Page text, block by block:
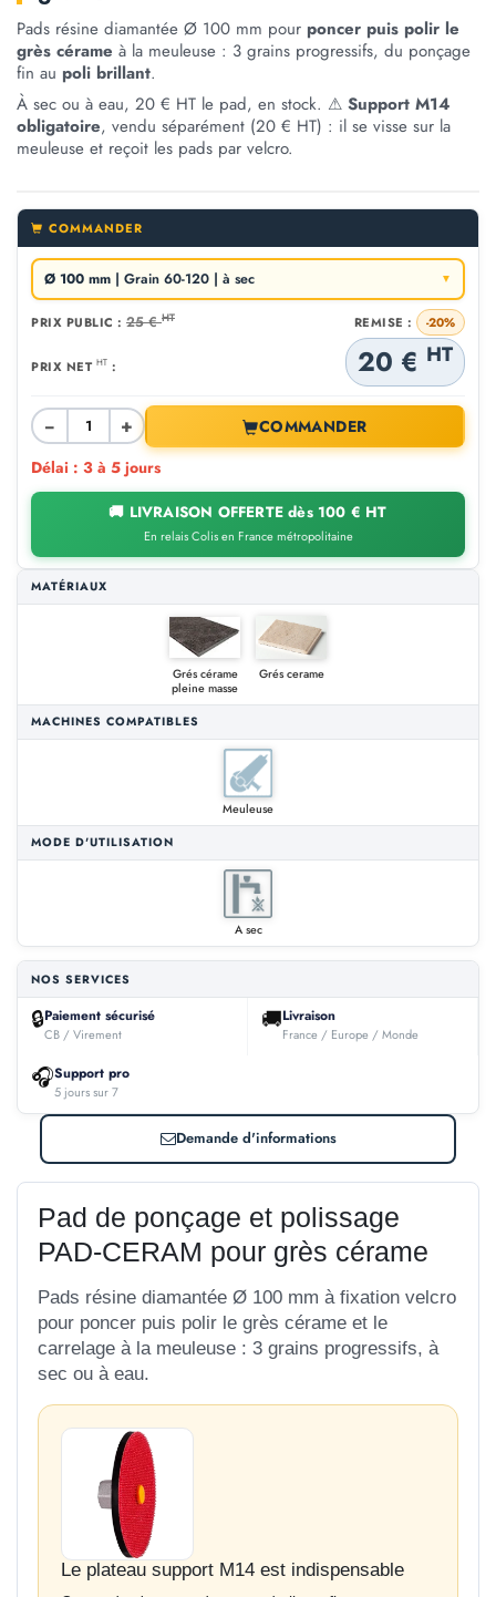
Pads résine diamantée Ø 100 mm pour poncer puis polir le
grès cérame à la meuleuse : 3 grains progressifs, du ponçage
fin au poli brillant.
À sec ou à eau, 20 € HT le pad, en stock. ⚠ Support M14
obligatoire, vendu séparément (20 € HT) : il se visse sur la
meuleuse et reçoit les pads par velcro.
COMMANDER
Ø 100 mm | Grain 60-120 | à sec ▼
PRIX PUBLIC : 25 €HT REMISE : -20%
PRIX NET HT : 20 € HT
− +
COMMANDER
Délai : 3 à 5 jours
🚚 LIVRAISON OFFERTE dès 100 € HT
En relais Colis en France métropolitaine
MATÉRIAUX
Grés cérame
pleine masse
Grés cerame
MACHINES COMPATIBLES
Meuleuse
MODE D'UTILISATION
A sec
NOS SERVICES
🔒Paiement sécurisé
CB / Virement 🚚Livraison
France / Europe / Monde
🎧Support pro
5 jours sur 7
Demande d'informations
Pad de ponçage et polissage
PAD-CERAM pour grès cérame
Pads résine diamantée Ø 100 mm à fixation velcro
pour poncer puis polir le grès cérame et le
carrelage à la meuleuse : 3 grains progressifs, à
sec ou à eau.
Le plateau support M14 est indispensable